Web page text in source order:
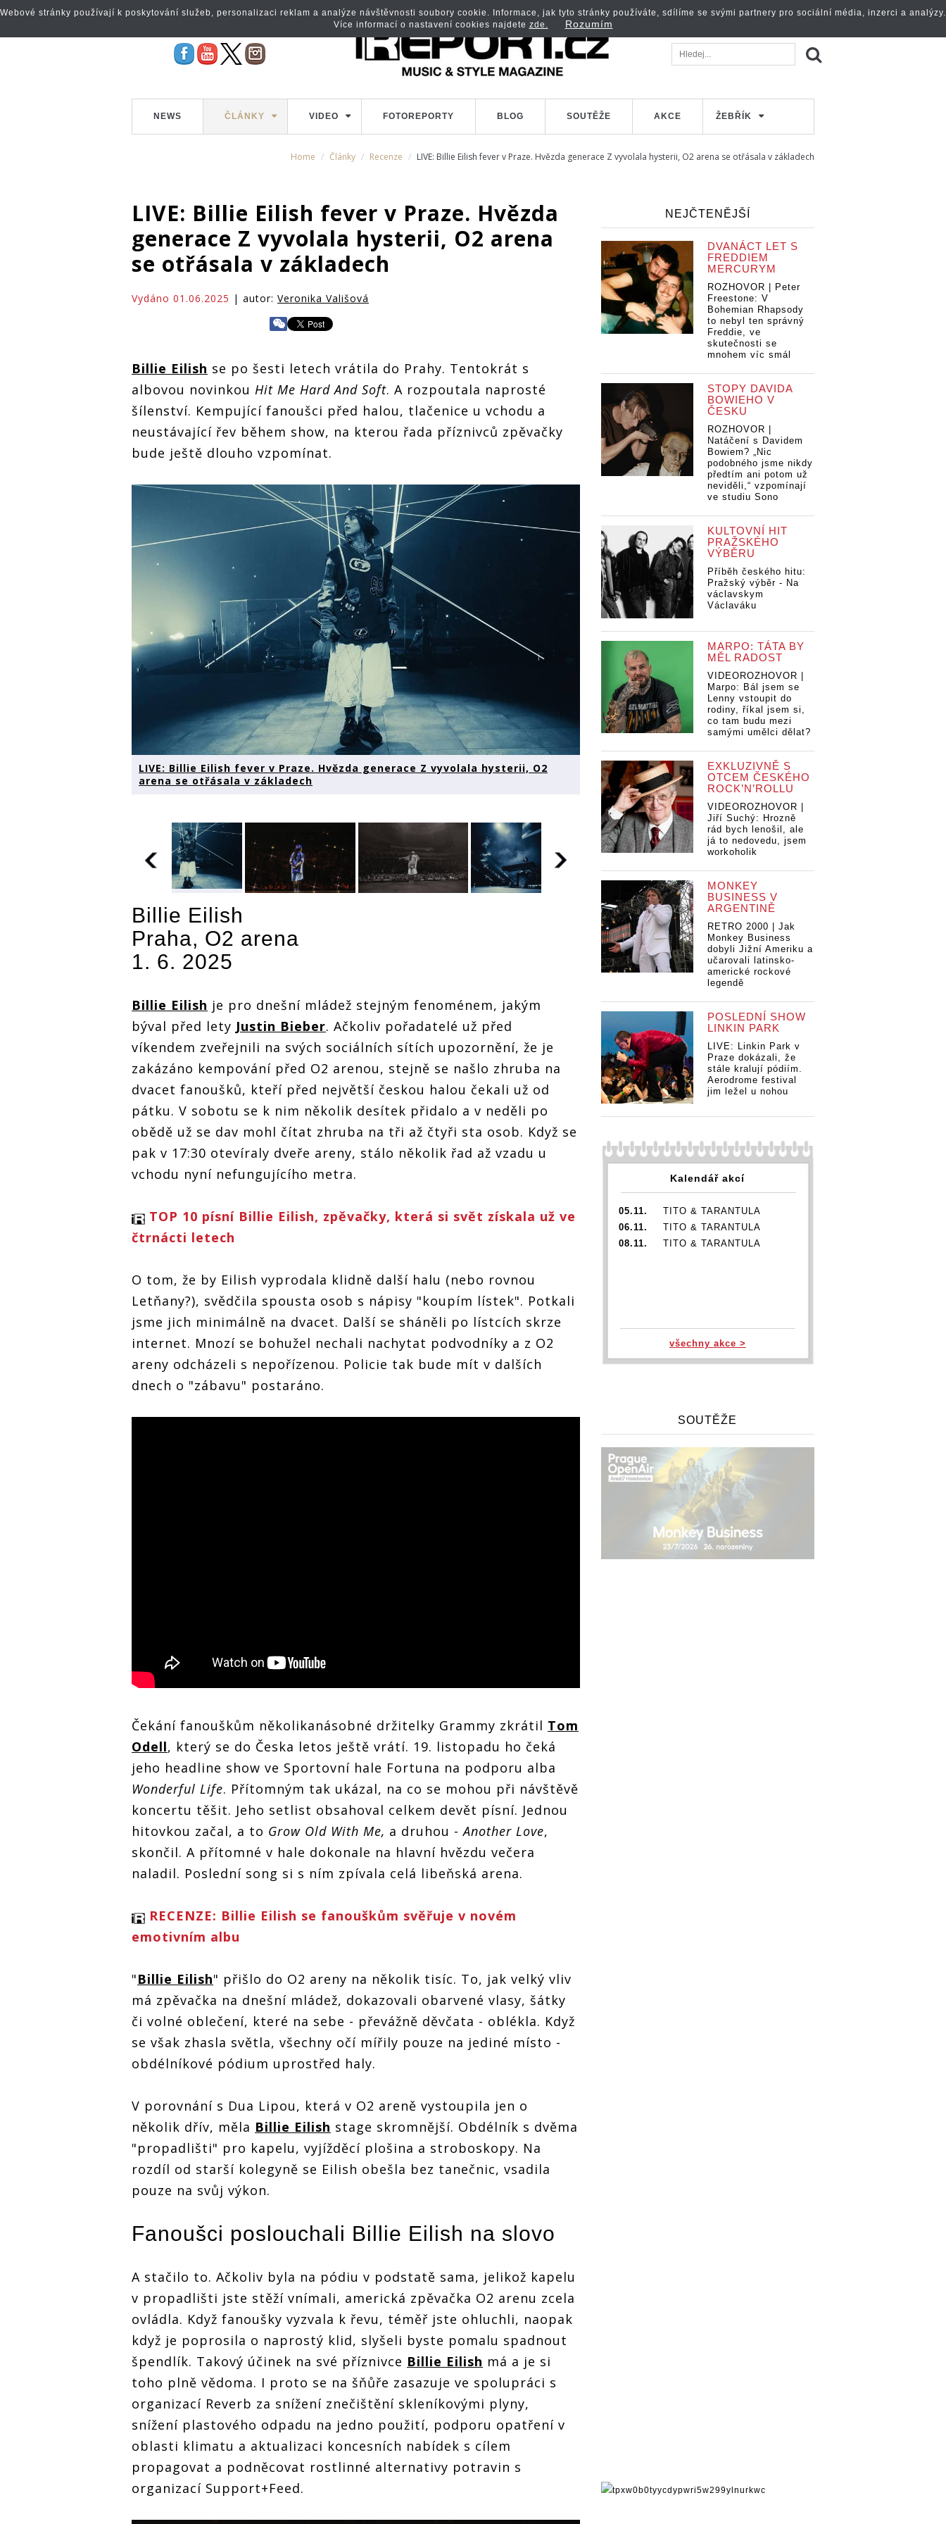
NEWS ČLÁNKY VIDEO FOTOREPORTY BLOG SOUTĚŽE AKCE ŽEBŘÍK
Home Články Recenze LIVE: Billie Eilish fever v Praze. Hvězda generace Z vyvolala hysterii, O2 arena se otřásala v základech
LIVE: Billie Eilish fever v Praze. Hvězda
generace Z vyvolala hysterii, O2 arena
se otřásala v základech
Vydáno 01.06.2025 | autor: Veronika Vališová
Billie Eilish se po šesti letech vrátila do Prahy. Tentokrát s
albovou novinkou Hit Me Hard And Soft. A rozpoutala naprosté
šílenství. Kempující fanoušci před halou, tlačenice u vchodu a
neustávající řev během show, na kterou řada příznivců zpěvačky
bude ještě dlouho vzpomínat.
LIVE: Billie Eilish fever v Praze. Hvězda generace Z vyvolala hysterii, O2
arena se otřásala v základech
fever v Praze.
Z vyvolala
hysterii, O2
arena se otřásala
Hvězda generace
Z vyvolala
LIVE: Billie Eilish
fever v Praze.
Hvězda generace
Z vyvolala
hysterii, O2
arena se otřásala
LIVE: Billie Eilish
fever v Praze.
Hvězda generace
Z vyvolala
hysterii, O2
arena se otřásala
v základech
Billie Eilish
Praha, O2 arena
1. 6. 2025
Billie Eilish je pro dnešní mládež stejným fenoménem, jakým
býval před lety Justin Bieber. Ačkoliv pořadatelé už před
víkendem zveřejnili na svých sociálních sítích upozornění, že je
zakázáno kempování před O2 arenou, stejně se našlo zhruba na
dvacet fanoušků, kteří před největší českou halou čekali už od
pátku. V sobotu se k nim několik desítek přidalo a v neděli po
obědě už se dav mohl čítat zhruba na tři až čtyři sta osob. Když se
pak v 17:30 otevíraly dveře areny, stálo několik řad až vzadu u
vchodu nyní nefungujícího metra.
TOP 10 písní Billie Eilish, zpěvačky, která si svět získala už ve
čtrnácti letech
O tom, že by Eilish vyprodala klidně další halu (nebo rovnou
Letňany?), svědčila spousta osob s nápisy "koupím lístek". Potkali
jsme jich minimálně na dvacet. Další se sháněli po lístcích skrze
internet. Mnozí se bohužel nechali nachytat podvodníky a z O2
areny odcházeli s nepořízenou. Policie tak bude mít v dalších
dnech o "zábavu" postaráno.
Čekání fanouškům několikanásobné držitelky Grammy zkrátil Tom
Odell, který se do Česka letos ještě vrátí. 19. listopadu ho čeká
jeho headline show ve Sportovní hale Fortuna na podporu alba
Wonderful Life. Přítomným tak ukázal, na co se mohou při návštěvě
koncertu těšit. Jeho setlist obsahoval celkem devět písní. Jednou
hitovkou začal, a to Grow Old With Me, a druhou -Another Love,
skončil. A přítomné v hale dokonale na hlavní hvězdu večera
naladil. Poslední song si s ním zpívala celá libeňská arena.
RECENZE: Billie Eilish se fanouškům svěřuje v novém
emotivním albu
"Billie Eilish" přišlo do O2 areny na několik tisíc. To, jak velký vliv
má zpěvačka na dnešní mládež, dokazovali obarvené vlasy, šátky
či volné oblečení, které na sebe - převážně děvčata - oblékla. Když
se však zhasla světla, všechny očí mířily pouze na jediné místo -
obdélníkové pódium uprostřed haly.
V porovnání s Dua Lipou, která v O2 areně vystoupila jen o
několik dřív, měla Billie Eilish stage skromnější. Obdélník s dvěma
"propadlišti" pro kapelu, vyjížděcí plošina a stroboskopy. Na
rozdíl od starší kolegyně se Eilish obešla bez tanečnic, vsadila
pouze na svůj výkon.
Fanoušci poslouchali Billie Eilish na slovo
A stačilo to. Ačkoliv byla na pódiu v podstatě sama, jelikož kapelu
v propadlišti jste stěží vnímali, americká zpěvačka O2 arenu zcela
ovládla. Když fanoušky vyzvala k řevu, téměř jste ohluchli, naopak
když je poprosila o naprostý klid, slyšeli byste pomalu spadnout
špendlík. Takový účinek na své příznivce Billie Eilish má a je si
toho plně vědoma. I proto se na šňůře zasazuje ve spolupráci s
organizací Reverb za snížení znečištění skleníkovými plyny,
snížení plastového odpadu na jedno použití, podporu opatření v
oblasti klimatu a aktualizaci koncesních nabídek s cílem
propagovat a podněcovat rostlinné alternativy potravin s
organizací Support+Feed.
NEJČTENĚJŠÍ
DVANÁCT LET S
FREDDIEM
MERCURYM
ROZHOVOR | Peter
Freestone: V
Bohemian Rhapsody
to nebyl ten správný
Freddie, ve
skutečnosti se
mnohem víc smál
STOPY DAVIDA
BOWIEHO V
ČESKU
ROZHOVOR |
Natáčení s Davidem
Bowiem? „Nic
podobného jsme nikdy
předtím ani potom už
neviděli,“ vzpomínají
ve studiu Sono
KULTOVNÍ HIT
PRAŽSKÉHO
VÝBĚRU
Příběh českého hitu:
Pražský výběr - Na
václavskym
Václaváku
MARPO: TÁTA BY
MĚL RADOST
VIDEOROZHOVOR |
Marpo: Bál jsem se
Lenny vstoupit do
rodiny, říkal jsem si,
co tam budu mezi
samými umělci dělat?
EXKLUZIVNĚ S
OTCEM ČESKÉHO
ROCK’N’ROLLU
VIDEOROZHOVOR |
Jiří Suchý: Hrozně
rád bych lenošil, ale
já to nedovedu, jsem
workoholik
MONKEY
BUSINESS V
ARGENTINĚ
RETRO 2000 | Jak
Monkey Business
dobyli Jižní Ameriku a
učarovali latinsko-
americké rockové
legendě
POSLEDNÍ SHOW
LINKIN PARK
LIVE: Linkin Park v
Praze dokázali, že
stále kralují pódiím.
Aerodrome festival
jim ležel u nohou
Kalendář akcí
05.11.
TITO & TARANTULA
06.11.
TITO & TARANTULA
08.11.
TITO & TARANTULA
všechny akce >
SOUTĚŽE
Webové stránky používají k poskytování služeb, personalizaci reklam a analýze návštěvnosti soubory cookie. Informace, jak tyto stránky používáte, sdílíme se svými partnery pro sociální média, inzerci a analýzy.
Více informací o nastavení cookies najdete zde. Rozumím